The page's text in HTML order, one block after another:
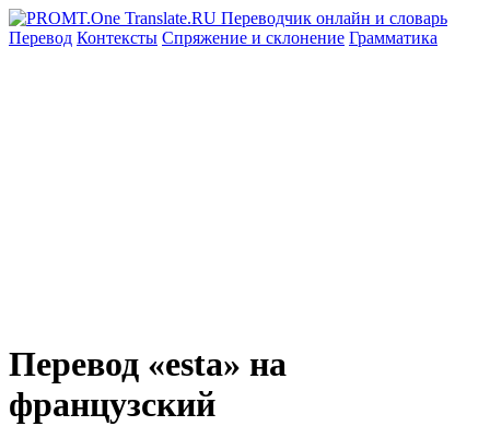
Перевод Контексты Спряжение и склонение Грамматика
Перевод «esta» на
французский